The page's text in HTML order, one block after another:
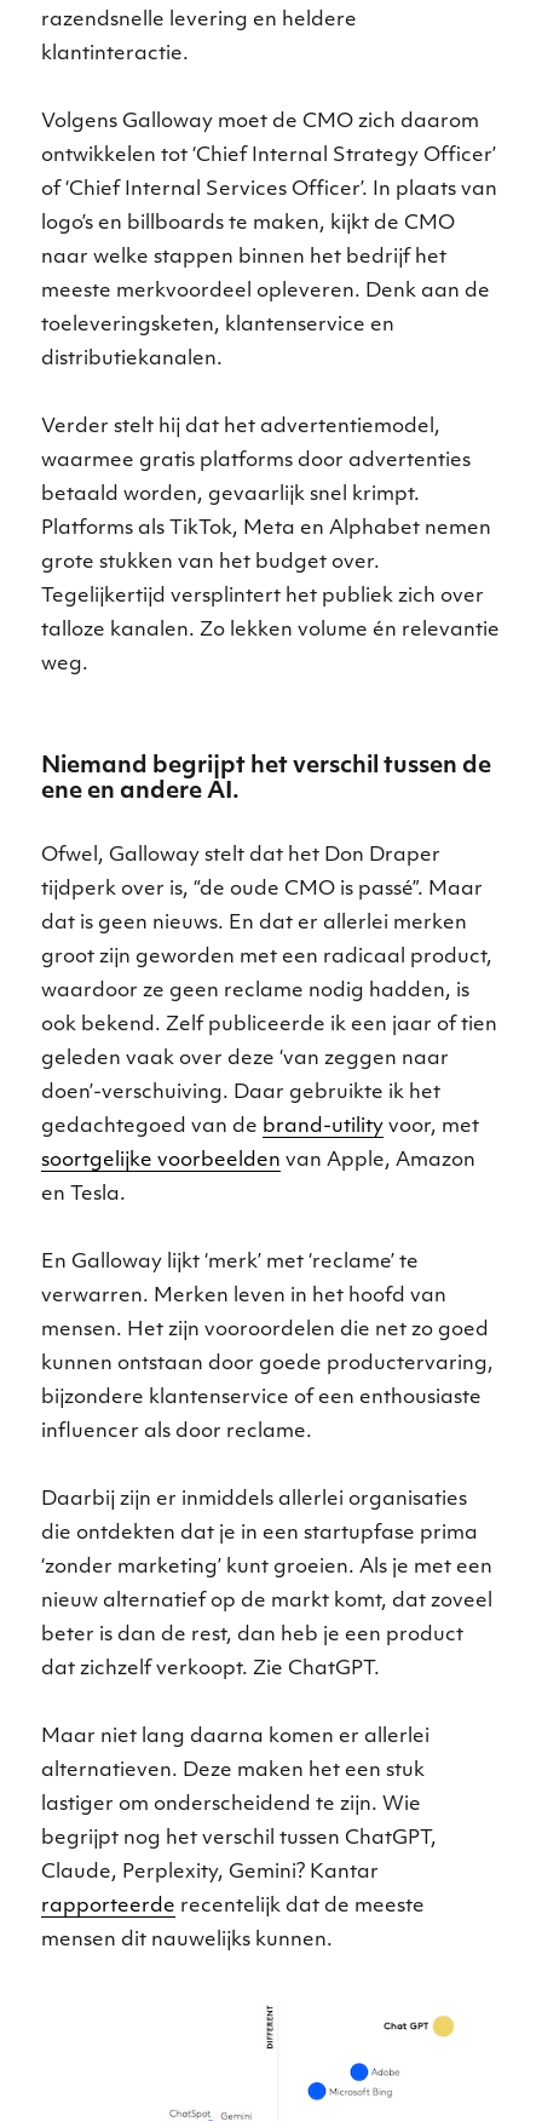
razendsnelle levering en heldere
klantinteractie.
Volgens Galloway moet de CMO zich daarom
ontwikkelen tot ‘Chief Internal Strategy Officer’
of ‘Chief Internal Services Officer’. In plaats van
logo’s en billboards te maken, kijkt de CMO
naar welke stappen binnen het bedrijf het
meeste merkvoordeel opleveren. Denk aan de
toeleveringsketen, klantenservice en
distributiekanalen.
Verder stelt hij dat het advertentiemodel,
waarmee gratis platforms door advertenties
betaald worden, gevaarlijk snel krimpt.
Platforms als TikTok, Meta en Alphabet nemen
grote stukken van het budget over.
Tegelijkertijd versplintert het publiek zich over
talloze kanalen. Zo lekken volume én relevantie
weg.
Niemand begrijpt het verschil tussen de
ene en andere AI.
Ofwel, Galloway stelt dat het Don Draper
tijdperk over is, “de oude CMO is passé”. Maar
dat is geen nieuws. En dat er allerlei merken
groot zijn geworden met een radicaal product,
waardoor ze geen reclame nodig hadden, is
ook bekend. Zelf publiceerde ik een jaar of tien
geleden vaak over deze ‘van zeggen naar
doen’-verschuiving. Daar gebruikte ik het
gedachtegoed van de brand-utility voor, met
soortgelijke voorbeelden van Apple, Amazon
en Tesla.
En Galloway lijkt ‘merk’ met ‘reclame’ te
verwarren. Merken leven in het hoofd van
mensen. Het zijn vooroordelen die net zo goed
kunnen ontstaan door goede productervaring,
bijzondere klantenservice of een enthousiaste
influencer als door reclame.
Daarbij zijn er inmiddels allerlei organisaties
die ontdekten dat je in een startupfase prima
‘zonder marketing’ kunt groeien. Als je met een
nieuw alternatief op de markt komt, dat zoveel
beter is dan de rest, dan heb je een product
dat zichzelf verkoopt. Zie ChatGPT.
Maar niet lang daarna komen er allerlei
alternatieven. Deze maken het een stuk
lastiger om onderscheidend te zijn. Wie
begrijpt nog het verschil tussen ChatGPT,
Claude, Perplexity, Gemini? Kantar
rapporteerde recentelijk dat de meeste
mensen dit nauwelijks kunnen.